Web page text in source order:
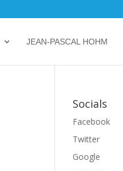
JEAN-PASCAL HOHM
Socials
Facebook
Twitter
Google